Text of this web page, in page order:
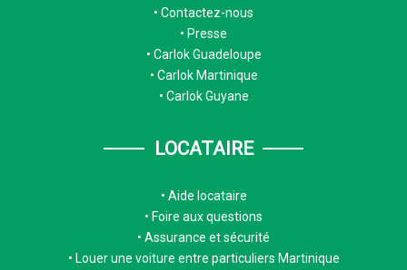
Contactez-nous
Presse
Carlok Guadeloupe
Carlok Martinique
Carlok Guyane
LOCATAIRE
Aide locataire
Foire aux questions
Assurance et sécurité
Louer une voiture entre particuliers Martinique